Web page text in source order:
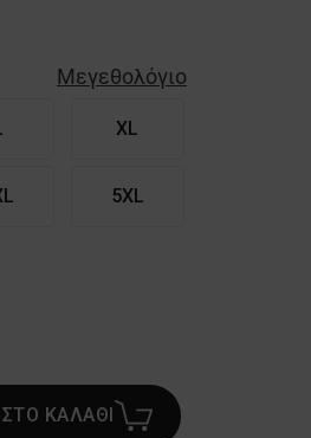
Μεγεθολόγιο
XL
5XL
ΚΑΛΑΘΙ